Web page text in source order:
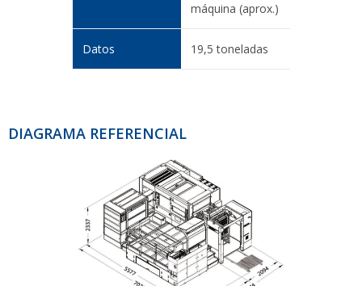
máquina (aprox.)
19,5 toneladas
DIAGRAMA REFERENCIAL